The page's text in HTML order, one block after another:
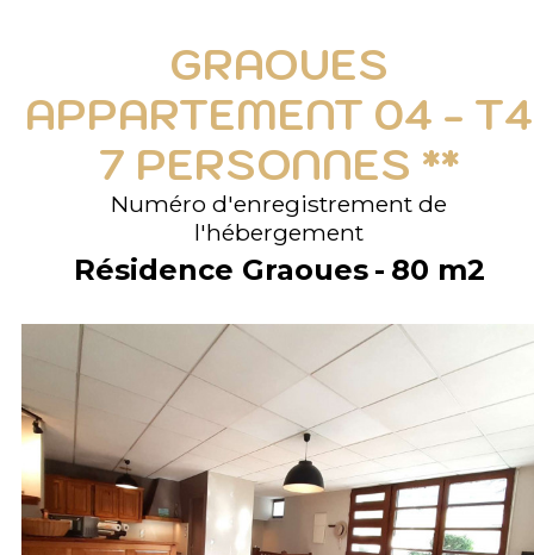
GRAOUES
APPARTEMENT 04 - T4
7 PERSONNES **
Numéro d'enregistrement de
l'hébergement
Résidence Graoues 80 m2